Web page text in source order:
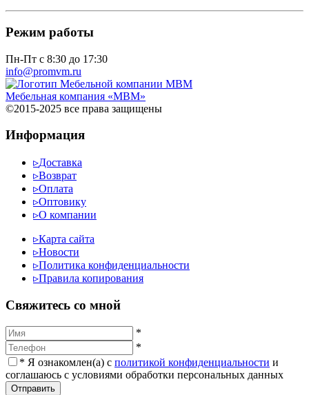
Режим работы
Пн-Пт с 8:30 до 17:30
info@promvm.ru
Мебельная компания «МВМ»
©2015-2025 все права защищены
Информация
▹Доставка
▹Возврат
▹Оплата
▹Оптовику
▹О компании
▹Карта сайта
▹Новости
▹Политика конфиденциальности
▹Правила копирования
Cвяжитесь со мной
*
*
* Я ознакомлен(а) с политикой конфиденциальности и
соглашаюсь с условиями обработки персональных данных
Отправить